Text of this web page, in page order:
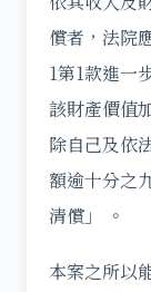
償者，法院
1第1款進一
該財產價值
除自己及依
額逾十分之
清償」 。
本案之所以